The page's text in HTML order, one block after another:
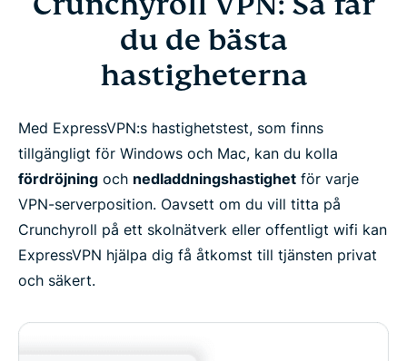
du de bästa
hastigheterna
Med ExpressVPN:s hastighetstest, som finns
tillgängligt för Windows och Mac, kan du kolla
fördröjning och nedladdningshastighet för varje
VPN-serverposition. Oavsett om du vill titta på
Crunchyroll på ett skolnätverk eller offentligt wifi kan
ExpressVPN hjälpa dig få åtkomst till tjänsten privat
och säkert.